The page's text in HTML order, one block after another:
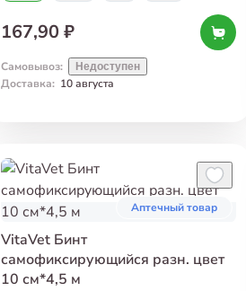
167,90 ₽
Самовывоз: Недоступен
Доставка: 10 августа
Аптечный товар
VitaVet Бинт
самофиксирующийся разн. цвет
10 см*4,5 м